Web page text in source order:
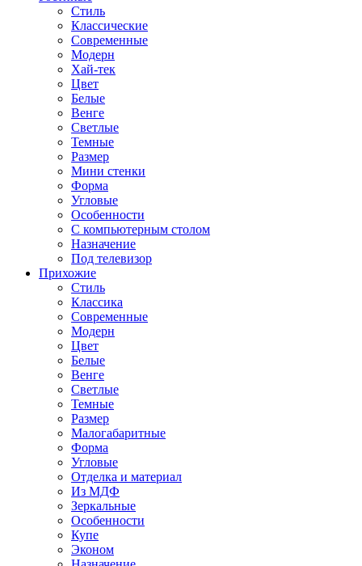
Стиль
Классические
Современные
Модерн
Хай-тек
Цвет
Белые
Венге
Светлые
Темные
Размер
Мини стенки
Форма
Угловые
Особенности
С компьютерным столом
Назначение
Под телевизор
Прихожие
Стиль
Классика
Современные
Модерн
Цвет
Белые
Венге
Светлые
Темные
Размер
Малогабаритные
Форма
Угловые
Отделка и материал
Из МДФ
Зеркальные
Особенности
Купе
Эконом